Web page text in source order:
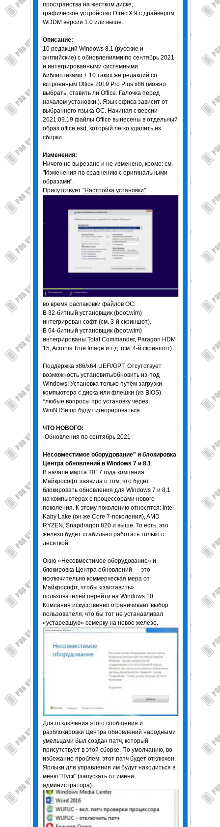
пространства на жестком диске;
графическое устройство DirectX 9 с драйвером
WDDM версии 1.0 или выше.
Описание:
10 редакций Windows 8.1 (русские и
английские) с обновлениями по сентябрь 2021
и интегрированными системными
библиотеками + 10 таких же редакций со
встроенным Office 2019 Pro Plus x86 (можно
выбрать, ставить ли Office. Галочка перед
началом установки.). Язык офиса зависит от
выбранного языка ОС. Начиная с версии
2021.09.19 файлы Office вынесены в отдельный
образ office.esd, который легко удалить из
сборки.
Изменения:
Ничего не вырезано и не изменено, кроме: см.
"Изменения по сравнению с оригинальными
образами".
Присутствует "Настройка установки"
во время распаковки файлов ОС.
В 32-битный установщик (boot.wim)
интегрирован софт (см. 3-й скриншот).
В 64-битный установщик (boot.wim)
интегрированы Total Commander, Paragon HDM
15, Acronis True Image и т.д. (см. 4-й скриншот).
Поддержка x86/x64 UEFI/GPT. Отсутствует
возможность установить/обновить из-под
Windows! Установка только путём загрузки
компьютера с диска или флешки (из BIOS).
*любые вопросы про установку через
WinNTSetup будут игнорироваться
ЧТО НОВОГО:
·Обновления по сентябрь 2021
Несовместимое оборудование" и блокировка
Центра обновлений в Windows 7 и 8.1
В начале марта 2017 года компания
Майкрософт заявила о том, что будет
блокировать обновления для Windows 7 и 8.1
на компьютерах с процессорами нового
поколения. К этому поколению относятся: Intel
Kaby Lake (он же Core 7-поколения), AMD
RYZEN, Snapdragon 820 и выше. То есть, это
железо будет стабильно работать только с
десяткой.
Окно «Несовместимое оборудование» и
блокировка Центра обновлений — это
исключительно коммерческая мера от
Майкрософт, чтобы «заставить»
пользователей перейти на Windows 10.
Компания искусственно ограничивает выбор
пользователя, что бы тот не устанавливал
«устаревшую» семерку на новое железо.
Для отключения этого сообщения и
разблокировки Центра обновлений народными
умельцами был создан патч, который
присутствует в этой сборке. По умолчанию, во
избежание проблем, этот патч будет отключен.
Ярлыки для управления им будут находиться в
меню "Пуск" (запускать от имени
администратора).